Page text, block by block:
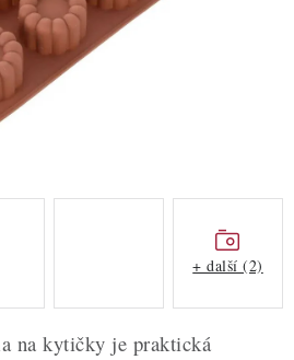
Moje objednávka
údajů
na kytičky je praktická
+ další (2)